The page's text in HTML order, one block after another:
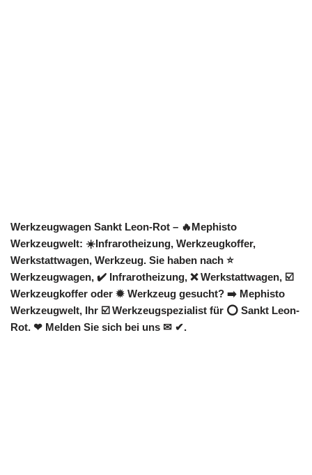
Werkzeugwagen Sankt Leon-Rot – 🔥Mephisto
Werkzeugwelt: ☀️Infrarotheizung, Werkzeugkoffer,
Werkstattwagen, Werkzeug. Sie haben nach ⭐
Werkzeugwagen, ✔️ Infrarotheizung, ❌ Werkstattwagen, ☑️
Werkzeugkoffer oder ✹ Werkzeug gesucht? ➡️ Mephisto
Werkzeugwelt, Ihr ☑️ Werkzeugspezialist für ⭕ Sankt Leon-
Rot. ❤ Melden Sie sich bei uns ✉ ✔.